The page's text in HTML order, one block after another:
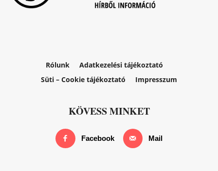
Rólunk
Adatkezelési tájékoztató
Süti – Cookie tájékoztató
Impresszum
KÖVESS MINKET
Facebook Mail